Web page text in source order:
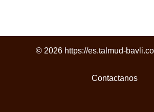
© 2026 https://es.talmud-
Contactanos